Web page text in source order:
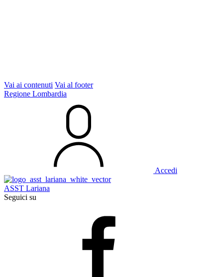
Vai ai contenuti Vai al footer
Regione Lombardia
Accedi
ASST Lariana
Seguici su